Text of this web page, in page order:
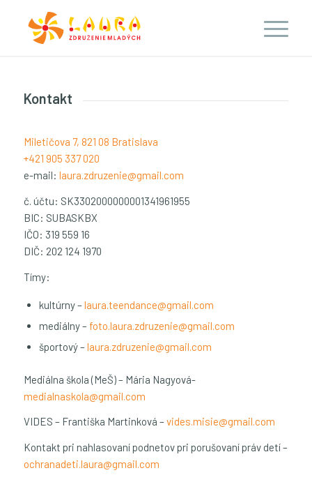
Kontakt
Miletičova 7, 821 08 Bratislava
+421 905 337 020
e-mail: laura.zdruzenie@gmail.com
č. účtu: SK3302000000001341961955
BIC: SUBASKBX
IČO: 319 559 16
DIČ: 202 124 1970
Tímy:
kultúrny –laura.teendance@gmail.com
mediálny – foto.laura.zdruzenie@gmail.com
športový –laura.zdruzenie@gmail.com
Mediálna škola (MeŠ) – Mária Nagyová-
medialnaskola@gmail.com
VIDES – Františka Martinková –vides.misie@gmail.com
Kontakt pri nahlasovaní podnetov pri porušovaní práv detí –
ochranadeti.laura@gmail.com